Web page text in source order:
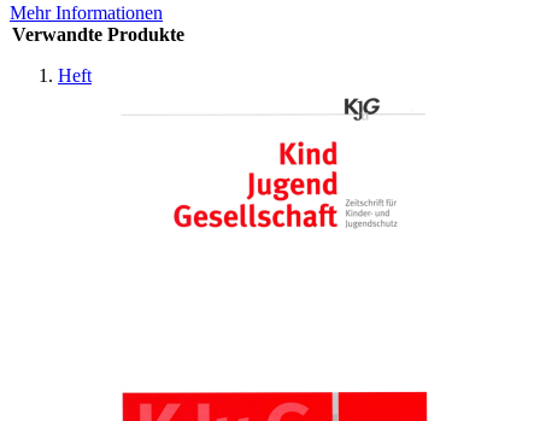
Mehr Informationen
Verwandte Produkte
Heft